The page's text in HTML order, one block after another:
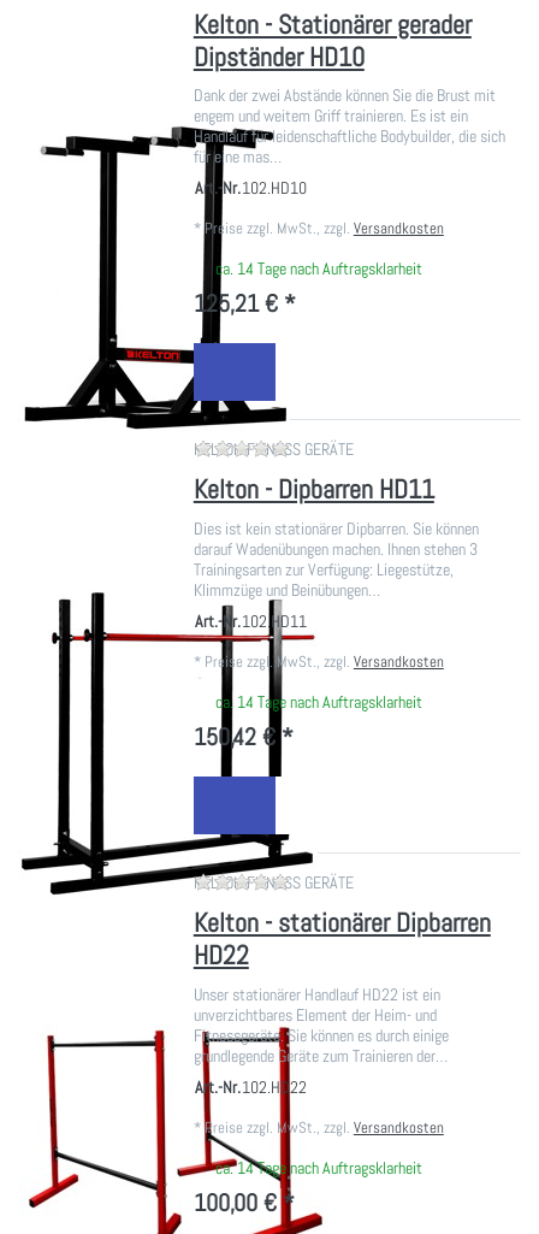
Kelton - Stationärer gerader
Dipständer HD10
Dank der zwei Abstände können Sie die Brust mit
engem und weitem Griff trainieren. Es ist ein
Handlauf für leidenschaftliche Bodybuilder, die sich
für eine mas…
Art.-Nr.102.HD10
*Preise zzgl. MwSt., zzgl. Versandkosten
ca. 14 Tage nach Auftragsklarheit
125,21 € *
KELTON FITNESS GERÄTEZu diesem Produkt liegen noch
Kelton - Dipbarren HD11
Dies ist kein stationärer Dipbarren. Sie können
darauf Wadenübungen machen. Ihnen stehen 3
Trainingsarten zur Verfügung: Liegestütze,
Klimmzüge und Beinübungen…
Art.-Nr.102.HD11
* Preise zzgl. MwSt., zzgl. Versandkosten
ca. 14 Tage nach Auftragsklarheit
150,42 € *
KELTON FITNESS GERÄTEZu diesem Produkt liegen noch
Kelton - stationärer Dipbarren
HD22
Unser stationärer Handlauf HD22 ist ein
unverzichtbares Element der Heim- und
Fitnessgeräte. Sie können es durch einige
grundlegende Geräte zum Trainieren der…
Art.-Nr.102.HD22
*Preise zzgl. MwSt., zzgl. Versandkosten
ca. 14 Tage nach Auftragsklarheit
100,00 € *